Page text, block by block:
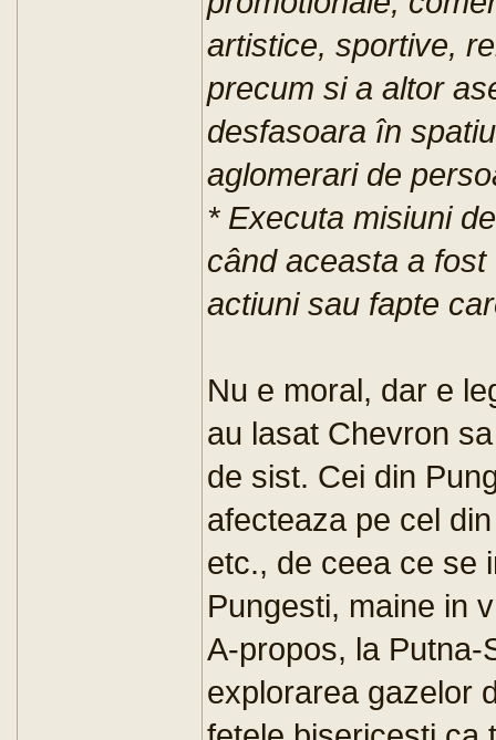
artistice, sportive,
precum si a altor
desfasoara în
aglomerari de
* Executa misiuni
când aceasta a
actiuni sau fapte
Nu e moral, dar e
au lasat Chevron
de sist. Cei din
afecteaza pe cel
etc., de ceea ce se
Pungesti, maine in
A-propos, la
explorarea gazelor